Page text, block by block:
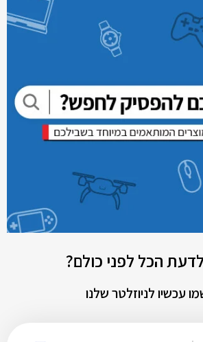
הכל לפני כולם?
עכשיו לניוזלטר שלנו